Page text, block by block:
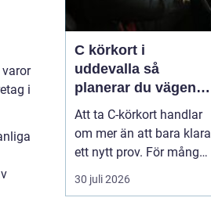
i
C körkort i
uddevalla så
planerar du vägen
mot tung lastbil
Att ta C-körkort handlar
om mer än att bara klara
ett nytt prov. För många
betyder det en chans till
ett nytt yrke, en starkare
30 juli 2026